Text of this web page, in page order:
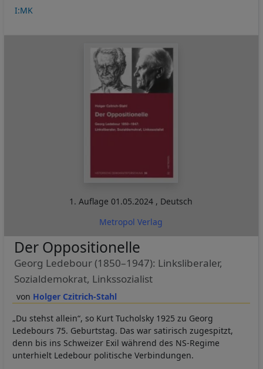
I:MK
1. Auflage01.05.2024 , Deutsch
Metropol Verlag
Holger Czitrich-Stahl
Der Oppositionelle
Georg Ledebour (1850–1947): Linksliberaler,
Sozialdemokrat, Linkssozialist
„Du stehst allein“, so Kurt Tucholsky 1925 zu Georg
Ledebours 75. Geburtstag. Das war satirisch zugespitzt,
denn bis ins Schweizer Exil während des NS-Regime
unterhielt Ledebour politische Verbindungen.